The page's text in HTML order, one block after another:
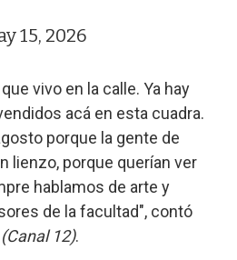
15, 2026
vivo en la calle. Ya hay
acá en esta cuadra.
porque la gente de
lienzo, porque querían ver
hablamos de arte y
de la facultad", contó
12).